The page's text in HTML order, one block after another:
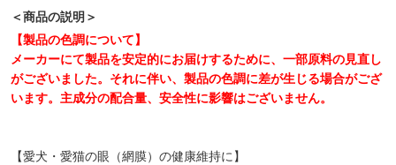
＜商品の説明＞
【製品の色調について】
メーカーにて製品を安定的にお届けするために、一部原料の見直し
がございました。それに伴い、製品の色調に差が生じる場合がござ
います。主成分の配合量、安全性に影響はございません。
【愛犬・愛猫の眼（網膜）の健康維持に】